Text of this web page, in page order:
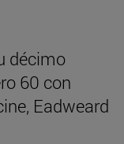
décimo
60 con
Eadweard